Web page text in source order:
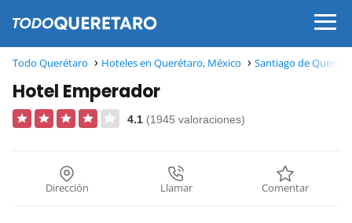
Todo Querétaro Hoteles en Querétaro, México Santiago de
Hotel Emperador
4.1 (1945 valoraciones)
Dirección Llamar Comentar